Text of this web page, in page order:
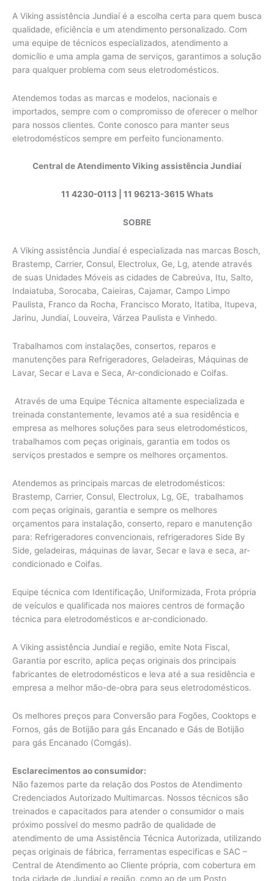
A Viking assistência Jundiaí é a escolha certa para quem busca
qualidade, eficiência e um atendimento personalizado. Com
uma equipe de técnicos especializados, atendimento a
domicílio e uma ampla gama de serviços, garantimos a solução
para qualquer problema com seus eletrodomésticos.
Atendemos todas as marcas e modelos, nacionais e
importados, sempre com o compromisso de oferecer o melhor
para nossos clientes. Conte conosco para manter seus
eletrodomésticos sempre em perfeito funcionamento.
Central de Atendimento Viking assistência Jundiaí
11 4230-0113| 11 96213-3615 Whats
SOBRE
A Viking assistência Jundiaí é especializada nas marcas Bosch,
Brastemp, Carrier, Consul, Electrolux, Ge, Lg, atende através
de suas Unidades Móveis as cidades de Cabreúva, Itu, Salto,
Indaiatuba, Sorocaba, Caieiras, Cajamar, Campo Limpo
Paulista, Franco da Rocha, Francisco Morato, Itatiba, Itupeva,
Jarinu, Jundiaí, Louveira, Várzea Paulista e Vinhedo.
Trabalhamos com instalações, consertos, reparos e
manutenções para Refrigeradores, Geladeiras, Máquinas de
Lavar, Secar e Lava e Seca, Ar-condicionado e Coifas.
Através de uma Equipe Técnica altamente especializada e
treinada constantemente, levamos até a sua residência e
empresa as melhores soluções para seus eletrodomésticos,
trabalhamos com peças originais, garantia em todos os
serviços prestados e sempre os melhores orçamentos.
Atendemos as principais marcas de eletrodomésticos:
Brastemp, Carrier, Consul, Electrolux, Lg, GE, trabalhamos
com peças originais, garantia e sempre os melhores
orçamentos para instalação, conserto, reparo e manutenção
para: Refrigeradores convencionais, refrigeradores Side By
Side, geladeiras, máquinas de lavar, Secar e lava e seca, ar-
condicionado e Coifas.
Equipe técnica com Identificação, Uniformizada, Frota própria
de veículos e qualificada nos maiores centros de formação
técnica para eletrodomésticos e ar-condicionado.
A Viking assistência Jundiaí e região, emite Nota Fiscal,
Garantia por escrito, aplica peças originais dos principais
fabricantes de eletrodomésticos e leva até a sua residência e
empresa a melhor mão-de-obra para seus eletrodomésticos.
Os melhores preços para Conversão para Fogões, Cooktops e
Fornos, gás de Botijão para gás Encanado e Gás de Botijão
para gás Encanado (Comgás).
Esclarecimentos ao consumidor:
Não fazemos parte da relação dos Postos de Atendimento
Credenciados Autorizado Multimarcas. Nossos técnicos são
treinados e capacitados para atender o consumidor o mais
próximo possível do mesmo padrão de qualidade de
atendimento de uma Assistência Técnica Autorizada, utilizando
peças originais de fábrica, ferramentas especificas e SAC –
Central de Atendimento ao Cliente própria, com cobertura em
toda cidade de Jundiaí e região, como ao de um Posto